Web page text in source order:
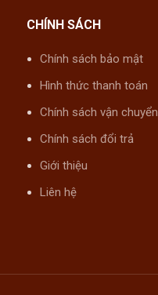
CHÍNH SÁCH
Chính sách bảo mật
Hình thức thanh toán
Chính sách vận chuyển
Chính sách đổi trả
Giới thiệu
Liên hệ